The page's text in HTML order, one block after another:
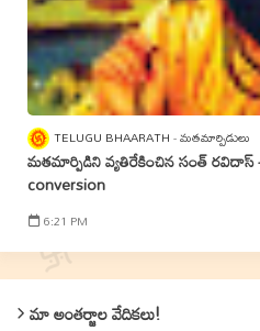
TELUGU BHAARATH మతమార్పిడులు
మతమార్పిడిని వ్యతిరేకించిన సంత్‌ రవిదాస్‌
conversion
6:21 PM
మా అంతర్జాల వేదికలు!